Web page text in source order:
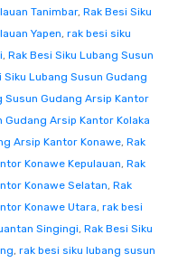
Tanimbar, Rak Besi Siku
Yapen, rak besi siku
, Rak Besi Siku Lubang Susun
Siku Lubang Susun Gudang
Susun Gudang Arsip Kantor
Gudang Arsip Kantor Kolaka
Arsip Kantor Konawe, Rak
Konawe Kepulauan, Rak
Konawe Selatan, Rak
Konawe Utara, rak besi
Singingi, Rak Besi Siku
, rak besi siku lubang susun